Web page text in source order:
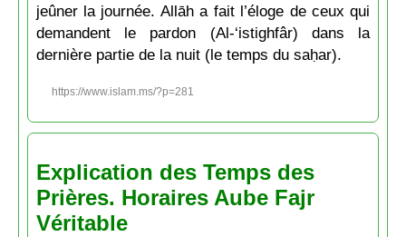
jeûner la journée. Allāh a fait l’éloge de ceux qui
demandent le pardon (Al-‘istighfâr) dans la
dernière partie de la nuit (le temps du saḥar).
https://www.islam.ms/?p=281
Explication des Temps des
Prières. Horaires Aube Fajr
Véritable